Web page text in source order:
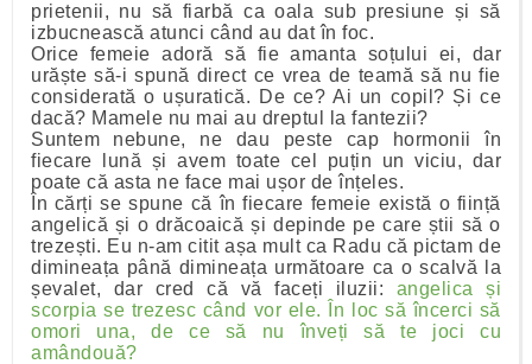
prietenii, nu să fiarbă ca oala sub presiune și să
izbucnească atunci când au dat în foc.
Orice femeie adoră să fie amanta soțului ei, dar
urăște să-i spună direct ce vrea de teamă să nu fie
considerată o ușuratică. De ce? Ai un copil? Și ce
dacă? Mamele nu mai au dreptul la fantezii?
Suntem nebune, ne dau peste cap hormonii în
fiecare lună și avem toate cel puțin un viciu, dar
poate că asta ne face mai ușor de înțeles.
În cărți se spune că în fiecare femeie există o ființă
angelică și o drăcoaică și depinde pe care știi să o
trezești. Eu n-am citit așa mult ca Radu că pictam de
dimineața până dimineața următoare ca o scalvă la
șevalet, dar cred că vă faceți iluzii: angelica și
scorpia se trezesc când vor ele. În loc să încerci să
omori una, de ce să nu înveți să te joci cu
amândouă?